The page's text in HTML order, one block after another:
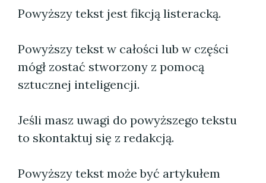
Powyższy tekst jest fikcją listeracką.
Powyższy tekst w całości lub w części
mógł zostać stworzony z pomocą
sztucznej inteligencji.
Jeśli masz uwagi do powyższego tekstu
to skontaktuj się z redakcją.
Powyższy tekst może być artykułem